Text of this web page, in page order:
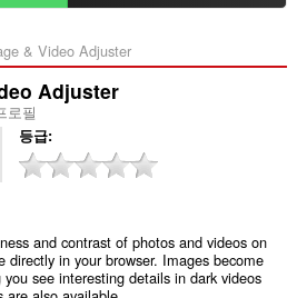
& Video Adjuster‎
Adjuster
로필
등급
and contrast of photos and videos on
in your browser. Images become
see interesting details in dark videos